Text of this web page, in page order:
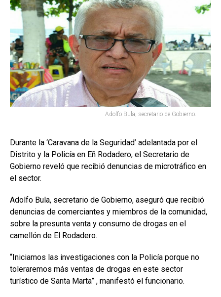
Adolfo Bula, secretario de Gobierno.
Durante la ‘Caravana de la Seguridad’ adelantada por el
Distrito y la Policía en Eñ Rodadero, el Secretario de
Gobierno reveló que recibió denuncias de microtráfico en
el sector.
Adolfo Bula, secretario de Gobierno, aseguró que recibió
denuncias de comerciantes y miembros de la comunidad,
sobre la presunta venta y consumo de drogas en el
camellón de El Rodadero.
“Iniciamos las investigaciones con la Policía porque no
toleraremos más ventas de drogas en este sector
turístico de Santa Marta” , manifestó el funcionario.